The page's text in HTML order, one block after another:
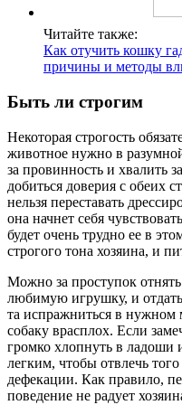
Читайте также:
Как отучить кошку
причины и методы
Быть ли строгим
Некоторая строгость
животное нужно в
за провинность и хвалить
добиться доверия с обеих
нельзя переставать
она начнет себя
будет очень трудно ее в
строгого тона хозяина, и
Можно за проступок
любимую игрушку, и отдать
та испражниться в нужном
собаку врасплох. Если
громко хлопнуть в ладоши
легким, чтобы отвлечь
дефекации. Как правило,
поведение не радует